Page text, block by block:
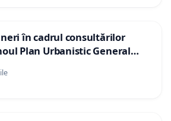
în cadrul consultărilor
Plan Urbanistic General